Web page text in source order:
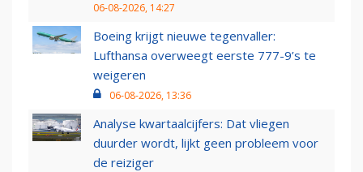
06-08-2026, 14:27
Boeing krijgt nieuwe tegenvaller:
Lufthansa overweegt eerste 777-9’s te
weigeren
06-08-2026, 13:36
Analyse kwartaalcijfers: Dat vliegen
duurder wordt, lijkt geen probleem voor
de reiziger